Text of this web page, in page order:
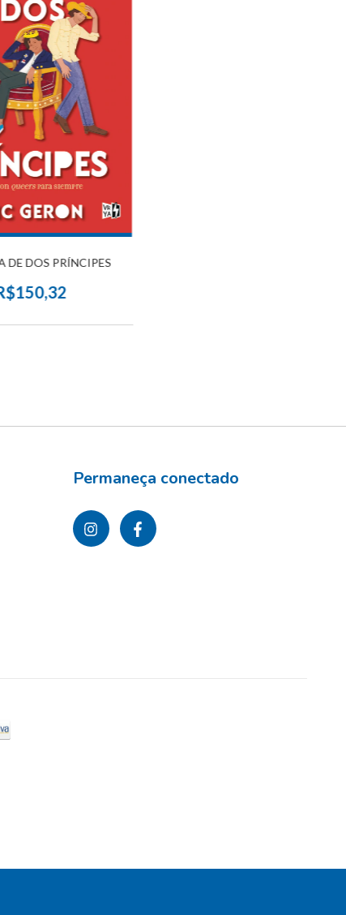
DE DOS PRÍNCIPES
Permaneça conectado